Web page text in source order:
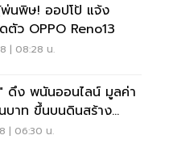
นพิษ! ออปโป้ แจ้ง
ตัว OPPO Reno13
| 08:28 น.
บาท ขึ้นบนดินสร้าง
ฐกิจ
| 06:30 น.